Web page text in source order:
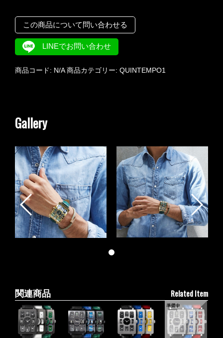
この商品について問い合わせる
LINEでお問い合わせ
商品コード: N/A 商品カテゴリー: QUINTEMPO1
Gallery
関連商品 Related Item